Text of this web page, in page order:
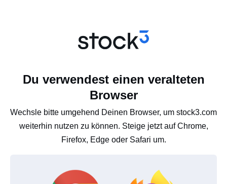
Du verwendest einen veralteten
Browser
Wechsle bitte umgehend Deinen Browser, um stock3.com
weiterhin nutzen zu können. Steige jetzt auf Chrome,
Firefox, Edge oder Safari um.